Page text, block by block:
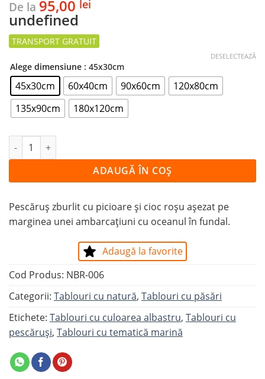
De la 95,00 lei
undefined
Alege dimensiune : 45x30cm
45x30cm 60x40cm 90x60cm
120x80cm
135x90cm
180x120cm
DESELECTEAZĂ
Cantitate Tablou PESCĂRUȘ ZGRIBULIT DE FRIG
ADAUGĂ ÎN COȘ
Pescăruș zburlit cu picioare și cioc roșu așezat pe
marginea unei ambarcațiuni cu oceanul în fundal.
Adaugă la favorite
Cod Produs: NBR-006
Categorii: Tablouri cu natură, Tablouri cu păsări
Etichete: Tablouri cu culoarea albastru, Tablouri cu
pescăruși, Tablouri cu tematică marină